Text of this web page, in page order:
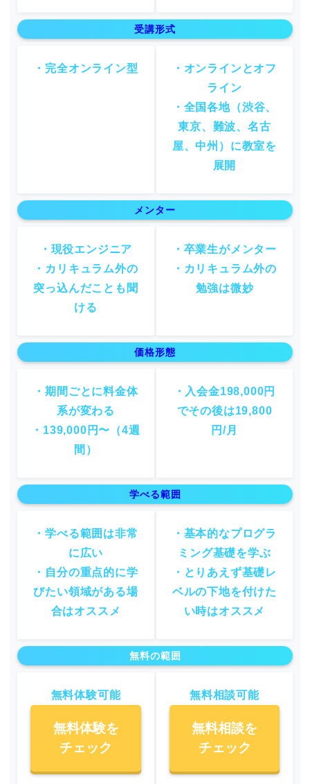
受講形式
・完全オンライン型
・オンラインとオフ
ライン
・全国各地（渋谷、
東京、難波、名古
屋、中州 ）に教室を
展開
メンター
・現役エンジニア
・カリキュラム外の
突っ込んだことも聞
ける
・卒業生がメンター
・カリキュラム外の
勉強は微妙
価格形態
・期間ごとに料金体
系が変わる
・139,000円〜（4週
間）
・入会金198,000円
でその後は19,800
円/月
学べる範囲
・学べる範囲は非常
に広い
・自分の重点的に学
びたい領域がある場
合はオススメ
・基本的なプログラ
ミング基礎を学ぶ
・とりあえず基礎レ
ベルの下地を付けた
い時はオススメ
無料の範囲
無料体験可能
無料体験を
チェック
無料相談可能
無料相談を
チェック